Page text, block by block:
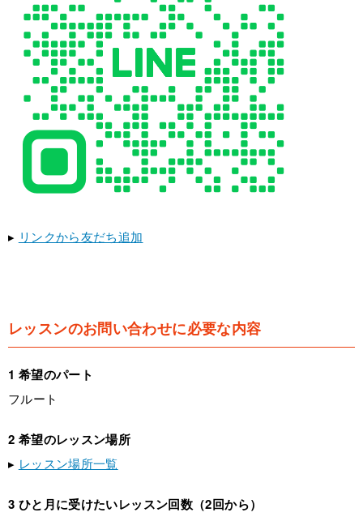
▸ リンクから友だち追加
レッスンのお問い合わせに必要な内容
1 希望のパート
フルート
2 希望のレッスン場所
▸ レッスン場所一覧
3 ひと月に受けたいレッスン回数（2回から）